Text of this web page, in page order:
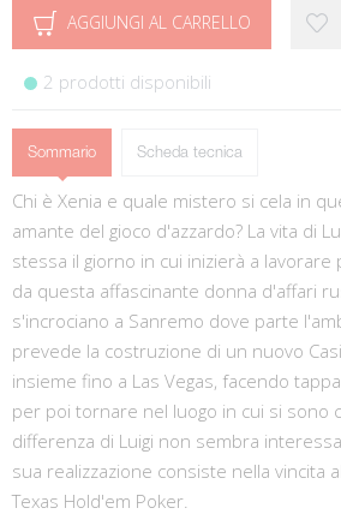
AGGIUNGI AL CARRELLO
2 prodotti disponibili
Sommario Scheda tecnica
Chi è Xenia e quale mistero si cela in
amante del gioco d'azzardo? La vita di
stessa il giorno in cui inizierà a lavorare
da questa affascinante donna d'affari
s'incrociano a Sanremo dove parte
prevede la costruzione di un nuovo
insieme fino a Las Vegas, facendo
per poi tornare nel luogo in cui si sono
differenza di Luigi non sembra
sua realizzazione consiste nella vincita
Texas Hold'em Poker.